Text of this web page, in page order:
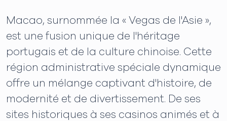
Macao, surnommée la « Vegas de l'Asie »,
est une fusion unique de l'héritage
portugais et de la culture chinoise. Cette
région administrative spéciale dynamique
offre un mélange captivant d'histoire, de
modernité et de divertissement. De ses
sites historiques à ses casinos animés et à